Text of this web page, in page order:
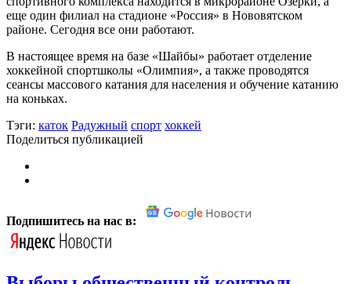
еще один филиал на стадионе «Россия» в Нововятском
районе. Сегодня все они работают.
В настоящее время на базе «Шайбы» работает отделение
хоккейной спортшколы «Олимпия», а также проводятся
сеансы массового катания для населения и обучение катанию
на коньках.
Тэги: каток Радужный спорт хоккей
Поделиться публикацией
Подпишитесь на нас в: